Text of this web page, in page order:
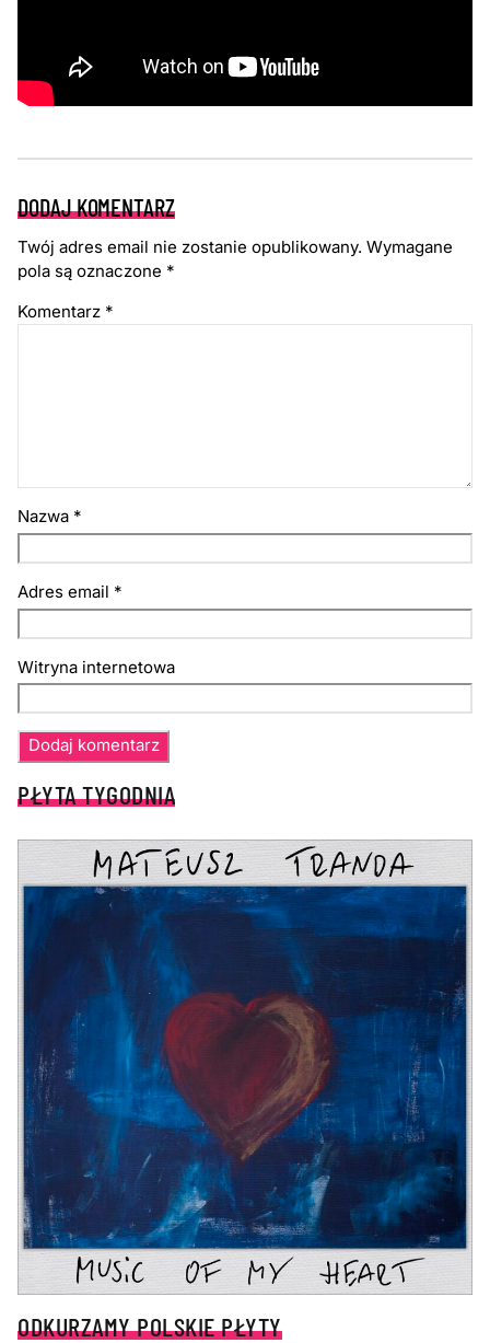
DODAJ KOMENTARZ
Twój adres email nie zostanie opublikowany. Wymagane
pola są oznaczone *
Komentarz *
Nazwa *
Adres email *
Witryna internetowa
PŁYTA TYGODNIA
ODKURZAMY POLSKIE PŁYTY